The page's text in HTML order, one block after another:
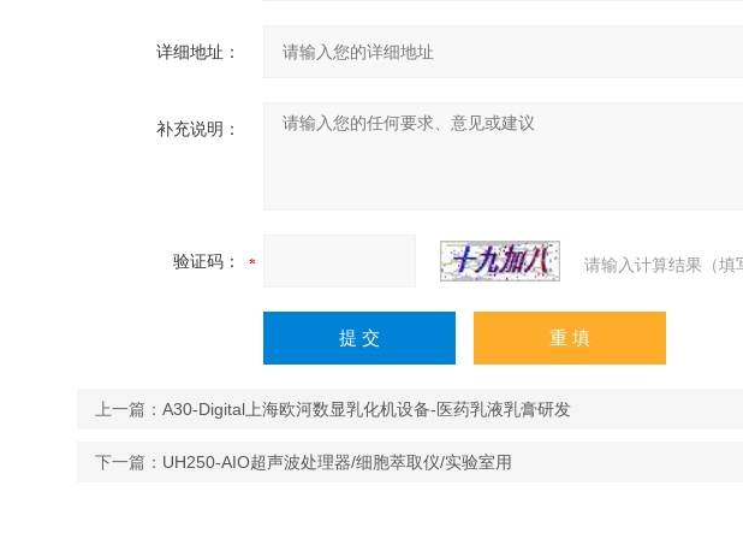
详细地址：
补充说明：
验证码： 请输入计算结果（填
上一篇： A30-Digital上海欧河数显乳化机设备-医药乳液乳膏研发
下一篇： UH250-AIO超声波处理器/细胞萃取仪/实验室用